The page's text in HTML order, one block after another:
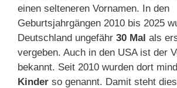
einen selteneren Vornamen. In den
Geburtsjahrgängen 2010 bis 2025
Deutschland ungefähr 30 Mal als
vergeben. Auch in den USA ist der
bekannt. Seit 2010 wurden dort
Kinder so genannt. Damit steht